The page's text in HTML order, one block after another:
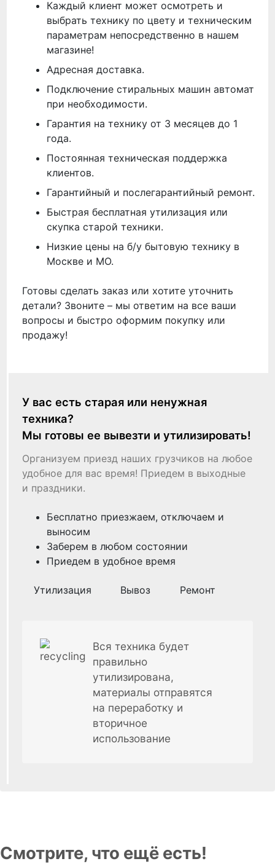
Каждый клиент может осмотреть и
выбрать технику по цвету и техническим
параметрам непосредственно в нашем
магазине!
Адресная доставка.
Подключение стиральных машин автомат
при необходимости.
Гарантия на технику от 3 месяцев до 1
года.
Постоянная техническая поддержка
клиентов.
Гарантийный и послегарантийный ремонт.
Быстрая бесплатная утилизация или
скупка старой техники.
Низкие цены на б/у бытовую технику в
Москве и МО.
Готовы сделать заказ или хотите уточнить
детали? Звоните – мы ответим на все ваши
вопросы и быстро оформим покупку или
продажу!
У вас есть старая или ненужная
техника?
Мы готовы ее вывезти и утилизировать!
Организуем приезд наших грузчиков на любое
удобное для вас время! Приедем в выходные
и праздники.
Бесплатно приезжаем, отключаем и
выносим
Заберем в любом состоянии
Приедем в удобное время
Утилизация Вывоз Ремонт
Вся техника будет
правильно
утилизирована,
материалы отправятся
на переработку и
вторичное
использование
Смотрите, что ещё есть!